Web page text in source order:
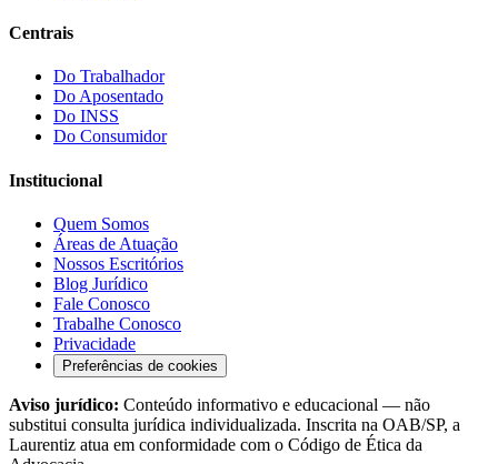
Centrais
Do Trabalhador
Do Aposentado
Do INSS
Do Consumidor
Institucional
Quem Somos
Áreas de Atuação
Nossos Escritórios
Blog Jurídico
Fale Conosco
Trabalhe Conosco
Privacidade
Preferências de cookies
Aviso jurídico: Conteúdo informativo e educacional — não
substitui consulta jurídica individualizada. Inscrita na OAB/SP, a
Laurentiz atua em conformidade com o Código de Ética da